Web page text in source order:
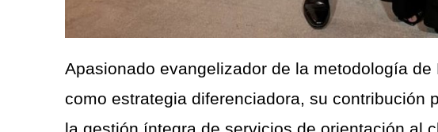
Apasionado evangelizador de la metodología
como estrategia diferenciadora, su contribución